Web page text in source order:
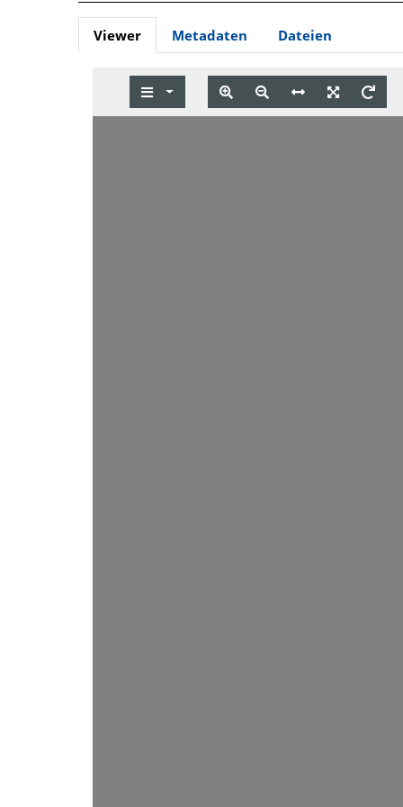
Viewer Metadaten Dateien